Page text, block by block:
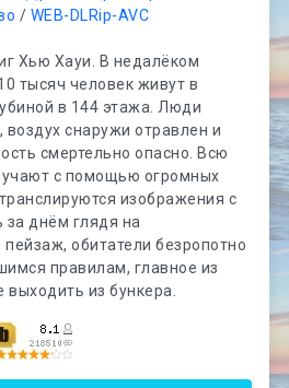
/ WEB-DLRip-AVC
Хью Хауи. В недалёком
тысяч человек живут в
в 144 этажа. Люди
воздух снаружи отравлен и
смертельно опасно. Всю
с помощью огромных
изображения с
днём глядя на
обитатели безропотно
правилам, главное из
из бункера.